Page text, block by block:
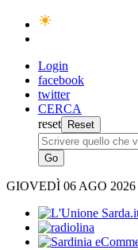
Login
facebook
twitter
CERCA
reset
GIOVEDÌ 06 AGO 2026